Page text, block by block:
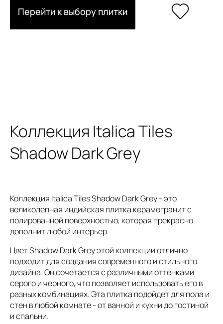
Перейти к выбору плитки
Коллекция Italica Tiles
Shadow Dark Grey
Коллекция Italica Tiles Shadow Dark Grey - это
великолепная индийская плитка керамогранит с
полированной поверхностью, которая прекрасно
дополнит любой интерьер.
Цвет Shadow Dark Grey этой коллекции отлично
подходит для создания современного и стильного
дизайна. Он сочетается с различными оттенками
серого и черного, что позволяет использовать его в
разных комбинациях. Эта плитка подойдет для пола и
стен в любой комнате - от ванной и кухни до гостиной
и спальни.